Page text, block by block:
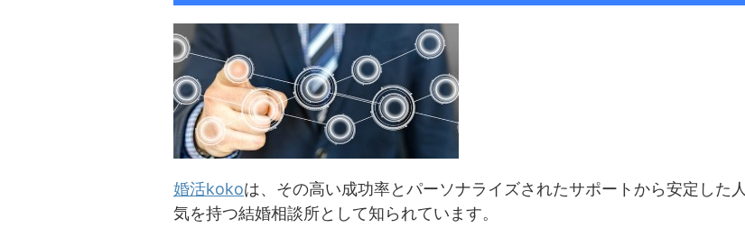
婚活kokoは、その高い成功率とパーソナライズされたサポートから安定した人
気を持つ結婚相談所として知られています。